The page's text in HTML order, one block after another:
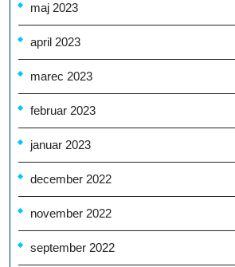
maj 2023
april 2023
marec 2023
februar 2023
januar 2023
december 2022
november 2022
september 2022